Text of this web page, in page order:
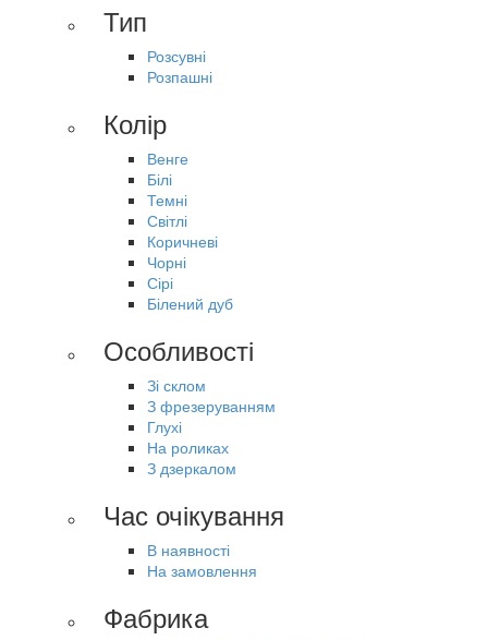
Тип
Розсувні
Розпашні
Колір
Венге
Білі
Темні
Світлі
Коричневі
Чорні
Сірі
Білений дуб
Особливості
Зі склом
З фрезеруванням
Глухі
На роликах
З дзеркалом
Час очікування
В наявності
На замовлення
Фабрика